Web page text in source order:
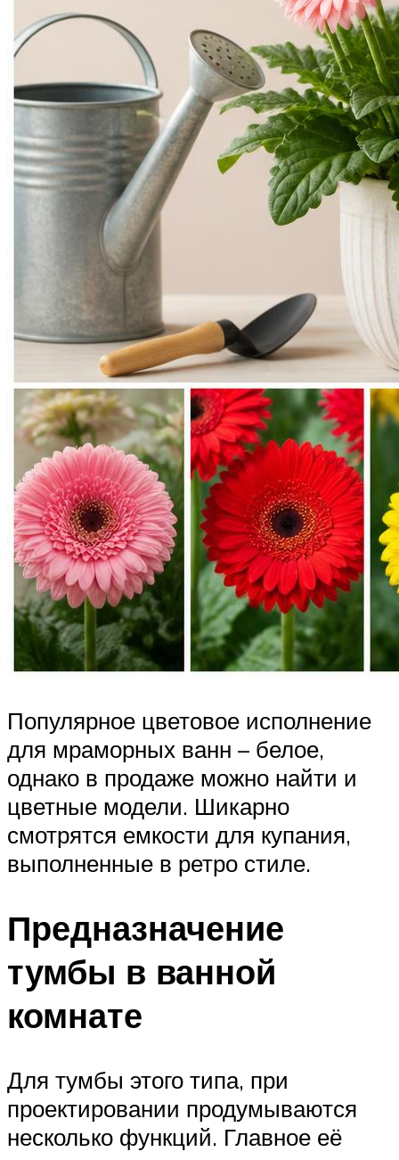
Популярное цветовое исполнение
для мраморных ванн – белое,
однако в продаже можно найти и
цветные модели. Шикарно
смотрятся емкости для купания,
выполненные в ретро стиле.
Предназначение
тумбы в ванной
комнате
Для тумбы этого типа, при
проектировании продумываются
несколько функций. Главное её